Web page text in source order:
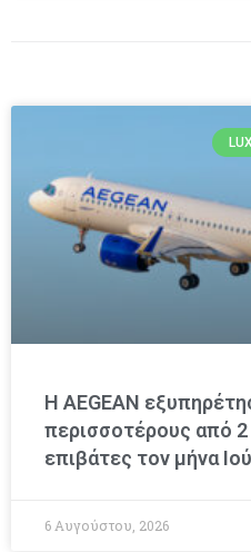
Η AEGEAN
περισσοτέρους από
επιβάτες τον μήνα
6 Αυγούστου, 2026